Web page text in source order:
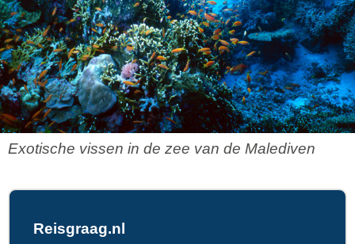
Exotische vissen in de zee van de Malediven
Reisgraag.nl